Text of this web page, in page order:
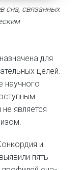
сна, связанных
для
целей.
научного
является
и
пять